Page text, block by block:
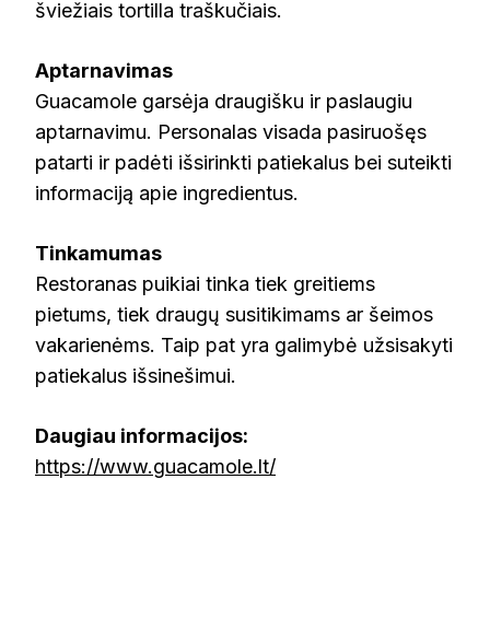
šviežiais tortilla traškučiais.
Aptarnavimas
Guacamole garsėja draugišku ir paslaugiu
aptarnavimu. Personalas visada pasiruošęs
patarti ir padėti išsirinkti patiekalus bei suteikti
informaciją apie ingredientus.
Tinkamumas
Restoranas puikiai tinka tiek greitiems
pietums, tiek draugų susitikimams ar šeimos
vakarienėms. Taip pat yra galimybė užsisakyti
patiekalus išsinešimui.
Daugiau informacijos:
https://www.guacamole.lt/